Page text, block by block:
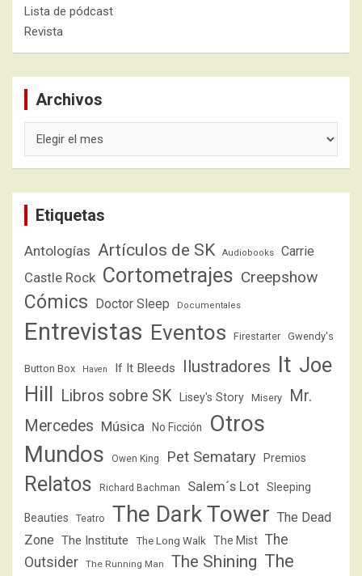
Lista de pódcast
Revista
Archivos
Etiquetas
Antologías Artículos de SK Audiobooks Carrie
Castle Rock Cortometrajes Creepshow
Cómics Doctor Sleep Documentales
Entrevistas Eventos Firestarter Gwendy's
Button Box Haven If It Bleeds Ilustradores It Joe
Hill Libros sobre SK Lisey's Story Misery
Mr.
Mercedes Música No Ficción
Otros
Mundos
Owen King Pet Sematary Premios
Relatos Richard Bachman Salem´s Lot Sleeping
Beauties Teatro The Dark Tower The Dead
Zone The Institute The Long Walk The Mist The
Outsider
The Running Man The Shining The